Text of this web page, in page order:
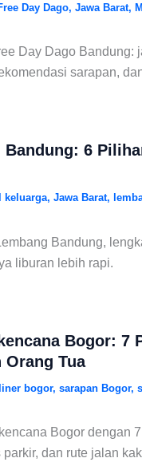
Day Dago, Jawa Barat,
Day Dago Bandung:
sarapan,
6
keluarga, Jawa Barat,
Bandung,
liburan lebih rapi.
Bogor: 7
Orang Tua
bogor, sarapan Bogor,
Bogor dengan
dan rute jalan